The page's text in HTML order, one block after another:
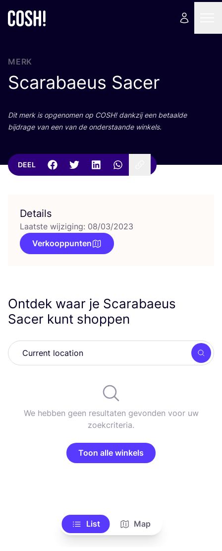
MERK
Scarabaeus Sacer
Dit merk is opge­no­men op COSH! dank­zij een betaal­de
bij­dra­ge van een van de onder­staan­de winkels.
DEEL
Details
Laatste wijziging: 08/03/2023
Verkooppunten
Ontdek waar je Scarabaeus
Sacer kunt shoppen
Zoek
We hebben geen resultaten gevonden voor uw
zoekcriteria.
Toon alle winkels
List Map